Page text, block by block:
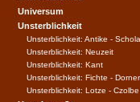
Universum
Unsterblichkeit
Unsterblichkeit: Antike -
Unsterblichkeit: Neuzeit
Unsterblichkeit: Kant
Unsterblichkeit: Fichte - Dorner
Unsterblichkeit: Lotze - Czolbe